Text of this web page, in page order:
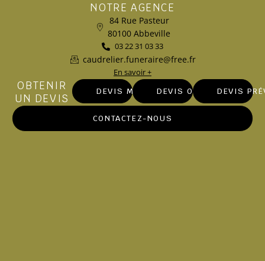
NOTRE AGENCE
84 Rue Pasteur
80100 Abbeville
03 22 31 03 33
caudrelier.funeraire@free.fr
En savoir +
OBTENIR
UN DEVIS
DEVIS MARBRERIEDEVIS OBSÈQUES
DEVIS
CONTACTEZ-NOUS